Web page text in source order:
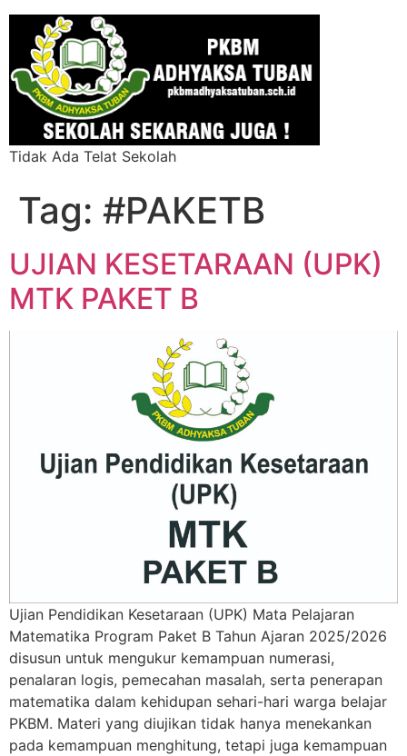
Tidak Ada Telat Sekolah
Tag: #PAKETB
UJIAN KESETARAAN (UPK)
MTK PAKET B
Ujian Pendidikan Kesetaraan (UPK) Mata Pelajaran
Matematika Program Paket B Tahun Ajaran 2025/2026
disusun untuk mengukur kemampuan numerasi,
penalaran logis, pemecahan masalah, serta penerapan
matematika dalam kehidupan sehari-hari warga belajar
PKBM. Materi yang diujikan tidak hanya menekankan
pada kemampuan menghitung, tetapi juga kemampuan